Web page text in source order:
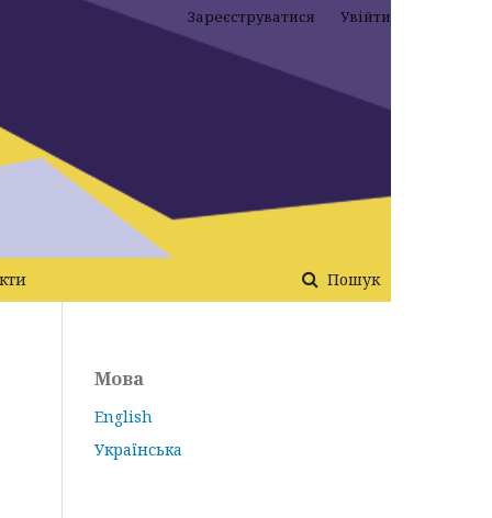
Пошук
Зареєструватися Увійти
Мова
English
Українська